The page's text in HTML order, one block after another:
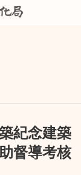
紀念建築
督導考核